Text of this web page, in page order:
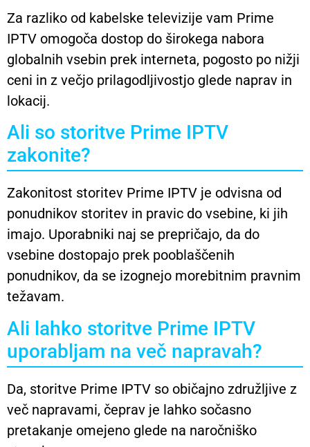
Za razliko od kabelske televizije vam Prime
IPTV omogoča dostop do širokega nabora
globalnih vsebin prek interneta, pogosto po nižji
ceni in z večjo prilagodljivostjo glede naprav in
lokacij.
Ali so storitve Prime IPTV
zakonite?
Zakonitost storitev Prime IPTV je odvisna od
ponudnikov storitev in pravic do vsebine, ki jih
imajo. Uporabniki naj se prepričajo, da do
vsebine dostopajo prek pooblaščenih
ponudnikov, da se izognejo morebitnim pravnim
težavam.
Ali lahko storitve Prime IPTV
uporabljam na več napravah?
Da, storitve Prime IPTV so običajno združljive z
več napravami, čeprav je lahko sočasno
pretakanje omejeno glede na naročniško